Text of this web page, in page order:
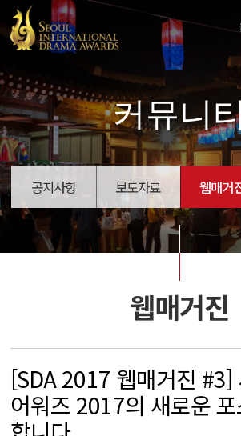
커뮤니
공지사항 보도자료 웹매거
웹매거진
[SDA 2017 웹매거진 #3]
어워즈 2017의 새로운